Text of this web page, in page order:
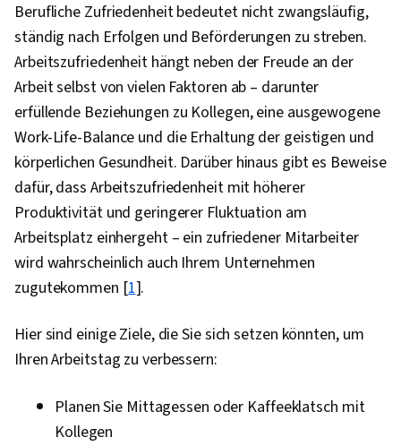
Management, Integration von Daten, Erstellung
des Dashboards, Leitlinien für die
Zugänglichkeit von Webinhalten,
Gestaltungselemente und -prinzipien,
Engagement fördern, Technische
Kommunikation, Präsentationen, Fallstudien, AI-
Förderung, Künstliche Intelligenz, Software zur
Datenanalyse, Portfolio-Verwaltung
Berufliche Zufriedenheit bedeutet nicht zwangsläufig,
ständig nach Erfolgen und Beförderungen zu streben.
Arbeitszufriedenheit hängt neben der Freude an der
Arbeit selbst von vielen Faktoren ab – darunter
erfüllende Beziehungen zu Kollegen, eine ausgewogene
Work-Life-Balance und die Erhaltung der geistigen und
körperlichen Gesundheit. Darüber hinaus gibt es Beweise
dafür, dass Arbeitszufriedenheit mit höherer
Produktivität und geringerer Fluktuation am
Arbeitsplatz einhergeht – ein zufriedener Mitarbeiter
wird wahrscheinlich auch Ihrem Unternehmen
zugutekommen [1].
Hier sind einige Ziele, die Sie sich setzen könnten, um
Ihren Arbeitstag zu verbessern:
Planen Sie Mittagessen oder Kaffeeklatsch mit
Kollegen